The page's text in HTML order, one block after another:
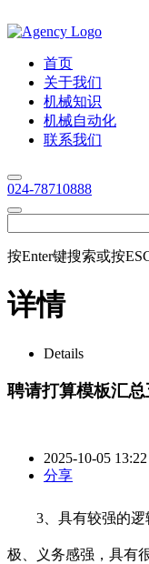
首页
关于我们
机械知识
机械自动化
联系我们
024-78710888
按Enter键搜索或按
详情
Details
聘请打算模板汇
2025-10-05 13:22
分享
3、具有较强的逻
极、义务感强，具有